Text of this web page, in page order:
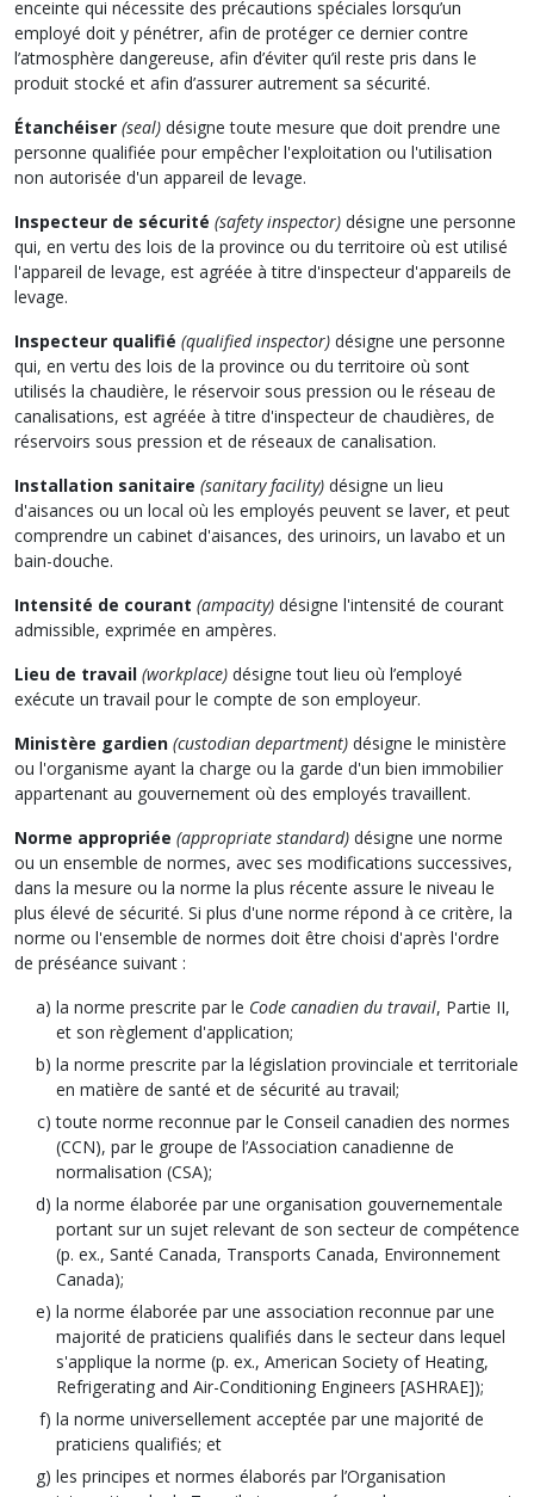
enceinte qui nécessite des précautions spéciales lorsqu’un
employé doit y pénétrer, afin de protéger ce dernier contre
l’atmosphère dangereuse, afin d’éviter qu’il reste pris dans le
produit stocké et afin d’assurer autrement sa sécurité.
Étanchéiser (seal) désigne toute mesure que doit prendre une
personne qualifiée pour empêcher l'exploitation ou l'utilisation
non autorisée d'un appareil de levage.
Inspecteur de sécurité (safety inspector) désigne une personne
qui, en vertu des lois de la province ou du territoire où est utilisé
l'appareil de levage, est agréée à titre d'inspecteur d'appareils de
levage.
Inspecteur qualifié (qualified inspector) désigne une personne
qui, en vertu des lois de la province ou du territoire où sont
utilisés la chaudière, le réservoir sous pression ou le réseau de
canalisations, est agréée à titre d'inspecteur de chaudières, de
réservoirs sous pression et de réseaux de canalisation.
Installation sanitaire (sanitary facility) désigne un lieu
d'aisances ou un local où les employés peuvent se laver, et peut
comprendre un cabinet d'aisances, des urinoirs, un lavabo et un
bain-douche.
Intensité de courant (ampacity) désigne l'intensité de courant
admissible, exprimée en ampères.
Lieu de travail (workplace) désigne tout lieu où l’employé
exécute un travail pour le compte de son employeur.
Ministère gardien (custodian department) désigne le ministère
ou l'organisme ayant la charge ou la garde d'un bien immobilier
appartenant au gouvernement où des employés travaillent.
Norme appropriée (appropriate standard) désigne une norme
ou un ensemble de normes, avec ses modifications successives,
dans la mesure ou la norme la plus récente assure le niveau le
plus élevé de sécurité. Si plus d'une norme répond à ce critère, la
norme ou l'ensemble de normes doit être choisi d'après l'ordre
de préséance suivant :
la norme prescrite par le Code canadien du travail, Partie II,
et son règlement d'application;
la norme prescrite par la législation provinciale et territoriale
en matière de santé et de sécurité au travail;
toute norme reconnue par le Conseil canadien des normes
(CCN), par le groupe de l’Association canadienne de
normalisation (CSA);
la norme élaborée par une organisation gouvernementale
portant sur un sujet relevant de son secteur de compétence
(p. ex., Santé Canada, Transports Canada, Environnement
Canada);
la norme élaborée par une association reconnue par une
majorité de praticiens qualifiés dans le secteur dans lequel
s'applique la norme (p. ex., American Society of Heating,
Refrigerating and Air-Conditioning Engineers [ASHRAE]);
la norme universellement acceptée par une majorité de
praticiens qualifiés; et
les principes et normes élaborés par l’Organisation